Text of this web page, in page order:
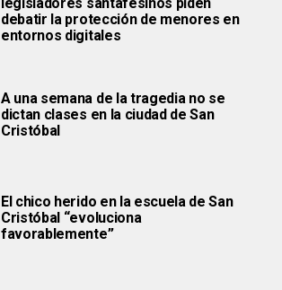
debatir la protección de menores en
entornos digitales
A una semana de la tragedia no se
dictan clases en la ciudad de San
Cristóbal
El chico herido en la escuela de San
Cristóbal “evoluciona
favorablemente”